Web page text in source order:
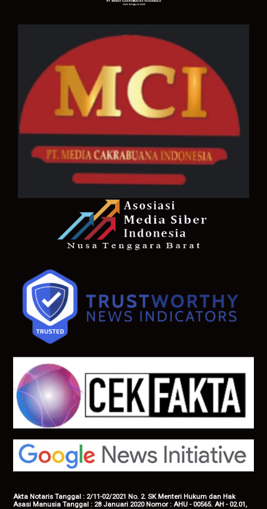
Akta Notaris Tanggal : 2/11-02/2021 No. 2. SK Menteri Hukum dan Hak
Asasi Manusia Tanggal : 28 Januari 2020 Nomor : AHU - 00565. AH - 02.01,